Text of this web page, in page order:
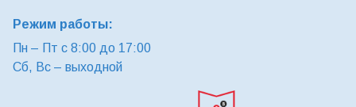
Режим работы:
Пн – Пт с 8:00 до 17:00
Сб, Вс – выходной